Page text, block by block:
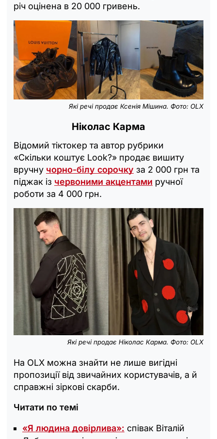
річ оцінена в 20 000 гривень.
Які речі продає Ксенія Мішина. Фото: OLX
Ніколас Карма
Відомий тіктокер та автор рубрики
«Скільки коштує Look?» продає вишиту
вручну чорно-білу сорочку за 2 000 грн та
піджак із червоними акцентами ручної
роботи за 4 000 грн.
Які речі продає Ніколас Карма. Фото: OLX
На OLX можна знайти не лише вигідні
пропозиції від звичайних користувачів, а й
справжні зіркові скарби.
Читати по темі
«Я людина довірлива»: співак Віталій